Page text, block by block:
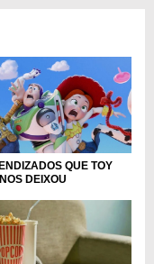
QUE TOY
DEIXOU